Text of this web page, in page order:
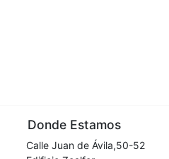
Donde Estamos
Calle Juan de Ávila,50-52